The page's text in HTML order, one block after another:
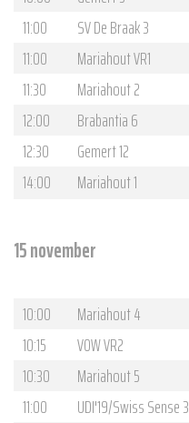
11:00
SV De Braak 3
11:00
Mariahout VR1
11:30
Mariahout 2
12:00
Brabantia 6
12:30
Gemert 12
14:00
Mariahout 1
15 november
10:00 Mariahout 4
10:15
VOW VR2
10:30
Mariahout 5
11:00
UDI'19/Swiss Sense 3